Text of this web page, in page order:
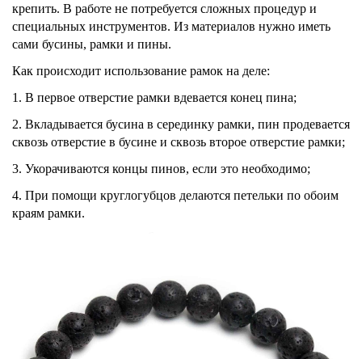
крепить. В работе не потребуется сложных процедур и
специальных инструментов. Из материалов нужно иметь
сами бусины, рамки и пины.
Как происходит использование рамок на деле:
1. В первое отверстие рамки вдевается конец пина;
2. Вкладывается бусина в серединку рамки, пин продевается
сквозь отверстие в бусине и сквозь второе отверстие рамки;
3. Укорачиваются концы пинов, если это необходимо;
4. При помощи круглогубцов делаются петельки по обоим
краям рамки.